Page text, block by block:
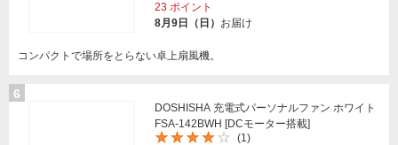
23 ポイント
8月9日（日） お届け
コンパクトで場所をとらない卓上扇風機。
6
DOSHISHA 充電式パーソナルファン ホワイト
FSA-142BWH [DCモーター搭載]
(1)